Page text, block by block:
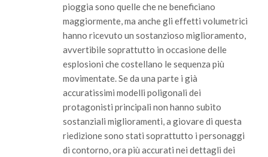
pioggia sono quelle che ne beneficiano
maggiormente, ma anche gli effetti volumetrici
hanno ricevuto un sostanzioso miglioramento,
avvertibile soprattutto in occasione delle
esplosioni che costellano le sequenza più
movimentate. Se da una parte i già
accuratissimi modelli poligonali dei
protagonisti principali non hanno subito
sostanziali miglioramenti, a giovare di questa
riedizione sono stati soprattutto i personaggi
di contorno, ora più accurati nei dettagli dei